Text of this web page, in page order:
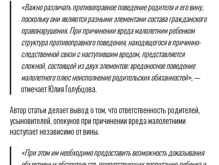
«Важно различать противоправное поведение родителя и его вину,
поскольку они являются разными элементами состава гражданского
правонарушения. При причинении вреда малолетним ребенком
структура противоправного поведения, находящегося в причинно-
следственной связи с наступившим вредом, представляется
сложной, состоящей из двух элементов: вредоносное поведение
малолетнего плюс неисполнение родительских обязанностей»,—
отмечает Юлия Голубцова.
Автор статьи делает вывод о том, что ответственность родителей,
усыновителей, опекунов при причинении вреда малолетними
наступает независимо от вины.
«При этом им необходимо предоставить возможность доказывания